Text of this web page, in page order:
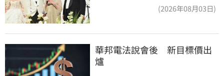
(2026年08月03日)
華邦電法說會後　新目標價出
爐